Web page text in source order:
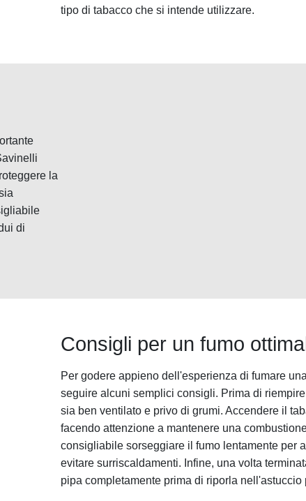
tipo di tabacco che si intende utilizzare.
la
di
Consigli per un fumo
Per godere appieno dell'esperienza di fumare
seguire alcuni semplici consigli. Prima di
sia ben ventilato e privo di grumi. Accendere il
facendo attenzione a mantenere una
consigliabile sorseggiare il fumo lentamente per
evitare surriscaldamenti. Infine, una volta
pipa completamente prima di riporla